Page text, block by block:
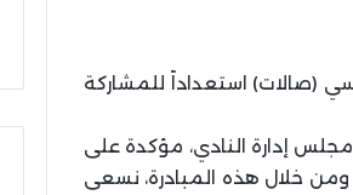
(صالات) استعداداً للمشاركة
إدارة النادي، مؤكدة على
ومن خلال هذه المبادرة، نسعى